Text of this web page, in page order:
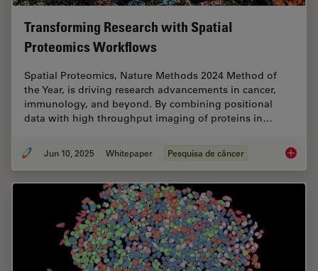
Transforming Research with Spatial
Proteomics Workflows
Spatial Proteomics, Nature Methods 2024 Method of
the Year, is driving research advancements in cancer,
immunology, and beyond. By combining positional
data with high throughput imaging of proteins in…
Jun 10, 2025 Whitepaper Pesquisa de câncer